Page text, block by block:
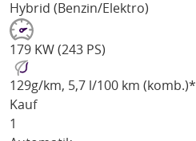
Hybrid (Benzin/Elektro)
179 KW (243 PS)
129g/km, 5,7 l/100 km (komb.)*
Kauf
1